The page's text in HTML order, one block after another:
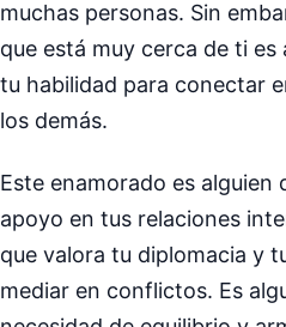
muchas personas. Sin
que está muy cerca de ti es
tu habilidad para conectar
los demás.
Este enamorado es alguien
apoyo en tus relaciones
que valora tu diplomacia y
mediar en conflictos. Es